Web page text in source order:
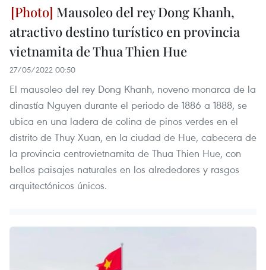
Mausoleo del rey Dong Khanh,
atractivo destino turístico en provincia
vietnamita de Thua Thien Hue
27/05/2022 00:50
El mausoleo del rey Dong Khanh, noveno monarca de la
dinastía Nguyen durante el periodo de 1886 a 1888, se
ubica en una ladera de colina de pinos verdes en el
distrito de Thuy Xuan, en la ciudad de Hue, cabecera de
la provincia centrovietnamita de Thua Thien Hue, con
bellos paisajes naturales en los alrededores y rasgos
arquitectónicos únicos.